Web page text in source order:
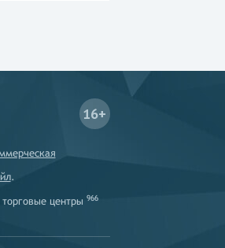
16+
.
торговые центры 966